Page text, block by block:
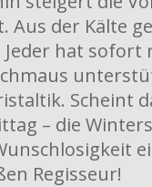
Aus der Kälte
hat sofort
Scheint
– die
Regisseur!